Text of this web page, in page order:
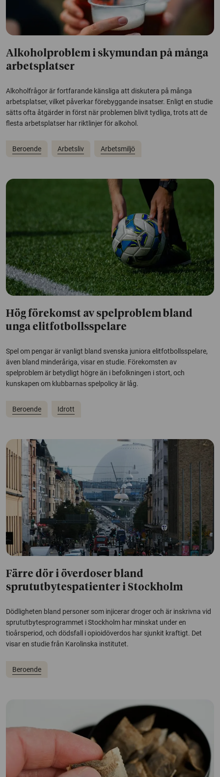
Alkoholproblem i skymundan på många
arbetsplatser
Alkoholfrågor är fortfarande känsliga att diskutera på många
arbetsplatser, vilket påverkar förebyggande insatser. Enligt en studie
sätts ofta åtgärder in först när problemen blivit tydliga, trots att de
flesta arbetsplatser har riktlinjer för alkohol.
Beroende Arbetsliv Arbetsmiljö
Hög förekomst av spelproblem bland
unga elitfotbollsspelare
Spel om pengar är vanligt bland svenska juniora elitfotbollsspelare,
även bland minderåriga, visar en studie. Förekomsten av
spelproblem är betydligt högre än i befolkningen i stort, och
kunskapen om klubbarnas spelpolicy är låg.
Beroende Idrott
Färre dör i överdoser bland
sprututbytespatienter i Stockholm
Dödligheten bland personer som injicerar droger och är inskrivna vid
sprututbytesprogrammet i Stockholm har minskat under en
tioårsperiod, och dödsfall i opioidöverdos har sjunkit kraftigt. Det
visar en studie från Karolinska institutet.
Beroende